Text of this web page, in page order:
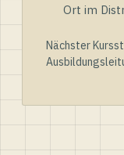
Ort im
Nächster